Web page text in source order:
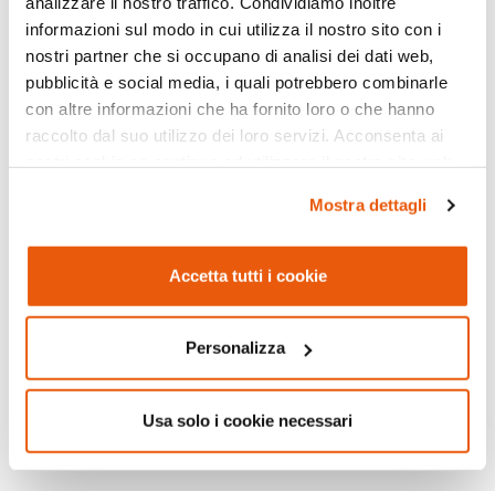
informazioni sul modo in cui utilizza il nostro sito con i
nostri partner che si occupano di analisi dei dati web,
pubblicità e social media, i quali potrebbero combinarle
con altre informazioni che ha fornito loro o che hanno
raccolto dal suo utilizzo dei loro servizi. Acconsenta ai
Mostra dettagli
Accetta tutti i cookie
Personalizza
Usa solo i cookie necessari